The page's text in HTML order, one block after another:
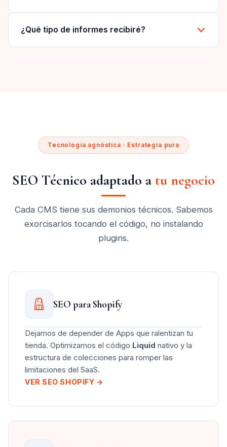
¿Qué tipo de informes recibiré?
Tecnología agnóstica · Estrategia pura
SEO Técnico adaptado a tu negocio
Cada CMS tiene sus demonios técnicos. Sabemos
exorcisarlos tocando el código, no instalando
plugins.
SEO para Shopify
Dejamos de depender de Apps que ralentizan tu
tienda. Optimizamos el código Liquid nativo y la
estructura de colecciones para romper las
limitaciones del SaaS.
VER SEO SHOPIFY →